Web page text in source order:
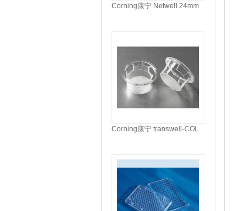
Corning康宁 Netwell 24mm
Corning康宁 transwell-COL